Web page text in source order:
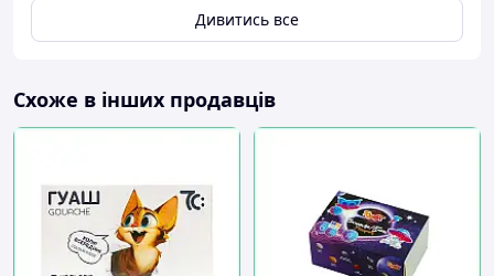
Дивитись все
Схоже в інших продавців